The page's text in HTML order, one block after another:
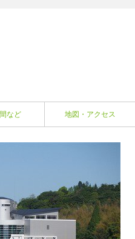
など 地図・アクセス